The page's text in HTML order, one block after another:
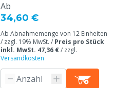
Ab
34,60 €
Ab Abnahmemenge von 12 Einheiten
/ zzgl. 19% MwSt. / Preis pro Stück
inkl. MwSt. 47,36 €/ zzgl.
Versandkosten